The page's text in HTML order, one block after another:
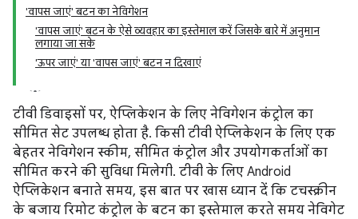
'वापस जाएं' बटन का नेविगेशन
'वापस जाएं' बटन के ऐसे व्यवहार का इस्तेमाल करें जिसके बारे में अनुमान
लगाया जा सके
'ऊपर जाएं' या 'वापस जाएं' बटन न दिखाएं
टीवी डिवाइसों पर, ऐप्लिकेशन के लिए नेविगेशन कंट्रोल का
सीमित सेट उपलब्ध होता है. किसी टीवी ऐप्लिकेशन के लिए एक
बेहतर नेविगेशन स्कीम, सीमित कंट्रोल और उपयोगकर्ताओं का
सीमित करने की सुविधा मिलेगी. टीवी के लिए Android
ऐप्लिकेशन बनाते समय, इस बात पर खास ध्यान दें कि टचस्क्रीन
के बजाय रिमोट कंट्रोल के बटन का इस्तेमाल करते समय नेविगेट